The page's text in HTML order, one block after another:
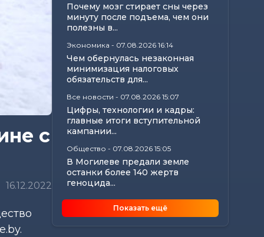
с
16.12.2022
Почему мозг стирает сны через
минуту после подъема, чем они
полезны в...
Экономика - 07.08.2026 16:14
Чем обернулась незаконная
минимизация налоговых
обязательств для...
Все новости - 07.08.2026 15:07
Цифры, технологии и кадры:
главные итоги вступительной
кампании...
Общество - 07.08.2026 15:05
В Могилеве предали земле
останки более 140 жертв
геноцида...
Общество -07.08.2026 15:00
Погода 8 августа в Могилевской
области: не выше +24°С,
Показать ещё